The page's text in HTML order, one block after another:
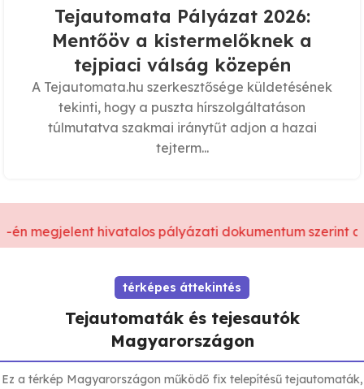
Tejautomata Pályázat 2026:
Mentőöv a kistermelőknek a
tejpiaci válság közepén
A Tejautomata.hu szerkesztősége küldetésének
tekinti, hogy a puszta hírszolgáltatáson
túlmutatva szakmai iránytűt adjon a hazai
tejterm...
megjelent hivatalos pályázati dokumentum szerint a
térképes áttekintés
Tejautomaták és tejesautók
Magyarországon
Ez a térkép Magyarországon működő fix telepítésű tejautomaták,